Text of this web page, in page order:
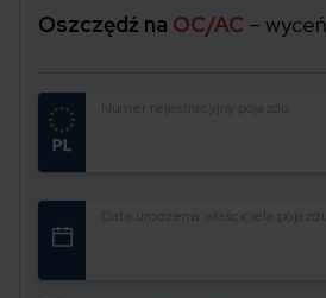
Oszczędź na OC/AC –
Numer rejestracyjny pojazdu
Data urodzenia właściciela pojazdu